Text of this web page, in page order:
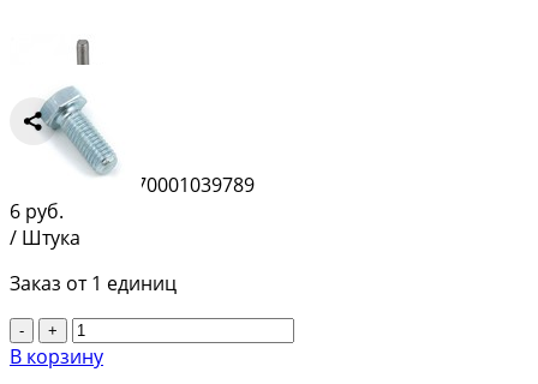
Сравнить
Штрихкод:4670001039789
6 руб.
/ Штука
Заказ от 1 единиц
- +
В корзину